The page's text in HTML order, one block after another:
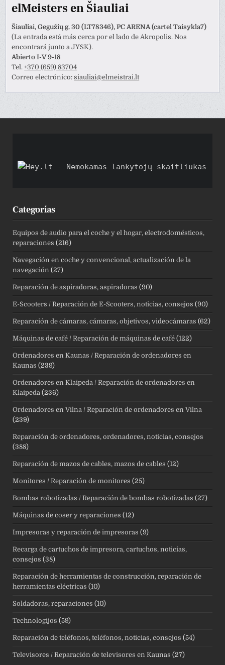
elMeisters en Šiauliai
Šiauliai, Gegužių g. 30 (LT78346), PC ARENA (cartel Taisykla7)
(La entrada está más cerca por el lado de Akropolis. Nos
encontrará junto a JYSK).
Abierto I-V 9-18
Tel.+370 (659) 83704
Correo electrónico:siauliai@elmeistrai.lt
Categorías
Equipos de audio para el coche y el hogar, electrodomésticos,
reparaciones (216)
Navegación en coche y convencional, actualización de la
navegación (27)
Reparación de aspiradoras, aspiradoras (90)
E-Scooters / Reparación de E-Scooters, noticias, consejos (90)
Reparación de cámaras, cámaras, objetivos, videocámaras (62)
Máquinas de café / Reparación de máquinas de café (122)
Ordenadores en Kaunas / Reparación de ordenadores en
Kaunas (239)
Ordenadores en Klaipeda / Reparación de ordenadores en
Klaipeda (236)
Ordenadores en Vilna / Reparación de ordenadores en Vilna
(239)
Reparación de ordenadores, ordenadores, noticias, consejos
(388)
Reparación de mazos de cables, mazos de cables (12)
Monitores / Reparación de monitores (25)
Bombas robotizadas / Reparación de bombas robotizadas (27)
Máquinas de coser y reparaciones (12)
Impresoras y reparación de impresoras (9)
Recarga de cartuchos de impresora, cartuchos, noticias,
consejos (38)
Reparación de herramientas de construcción, reparación de
herramientas eléctricas (10)
Soldadoras, reparaciones (10)
Technologijos (59)
Reparación de teléfonos, teléfonos, noticias, consejos (54)
Televisores / Reparación de televisores en Kaunas (27)